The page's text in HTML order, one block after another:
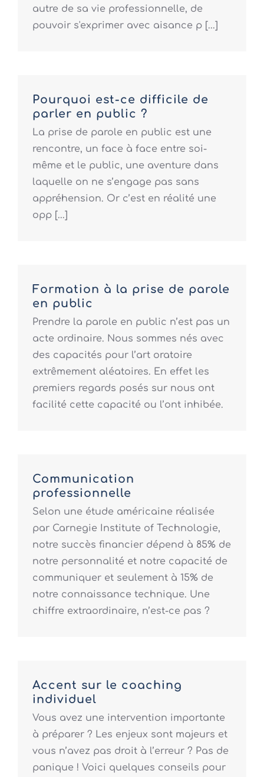
autre de sa vie professionnelle, de
pouvoir s'exprimer avec aisance p [...]
Pourquoi est-ce difficile de
parler en public ?
La prise de parole en public est une
rencontre, un face à face entre soi-
même et le public, une aventure dans
laquelle on ne s’engage pas sans
appréhension. Or c’est en réalité une
opp [...]
Formation à la prise de parole
en public
Prendre la parole en public n’est pas un
acte ordinaire. Nous sommes nés avec
des capacités pour l’art oratoire
extrêmement aléatoires. En effet les
premiers regards posés sur nous ont
facilité cette capacité ou l’ont inhibée.
Communication
professionnelle
Selon une étude américaine réalisée
par Carnegie Institute of Technologie,
notre succès financier dépend à 85% de
notre personnalité et notre capacité de
communiquer et seulement à 15% de
notre connaissance technique. Une
chiffre extraordinaire, n’est-ce pas ?
Accent sur le coaching
individuel
Vous avez une intervention importante
à préparer ? Les enjeux sont majeurs et
vous n’avez pas droit à l’erreur ? Pas de
panique ! Voici quelques conseils pour